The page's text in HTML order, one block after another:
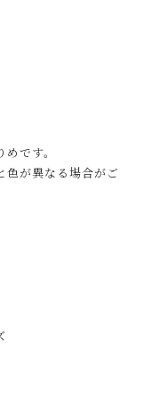
です。
色が異なる場合がご